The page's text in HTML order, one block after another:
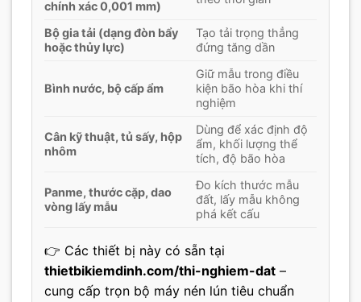
chính xác 0,001 mm)
Bộ gia tải (dạng đòn bẩy
hoặc thủy lực)
Tạo tải trọng thẳng
đứng tăng dần
Bình nước, bộ cấp ẩm
Giữ mẫu trong điều
kiện bão hòa khi thí
nghiệm
Cân kỹ thuật, tủ sấy, hộp
nhôm
Dùng để xác định độ
ẩm, khối lượng thể
tích, độ bão hòa
Panme, thước cặp, dao
vòng lấy mẫu
Đo kích thước mẫu
đất, lấy mẫu không
phá kết cấu
👉 Các thiết bị này có sẵn tại
thietbikiemdinh.com/thi-nghiem-dat –
cung cấp trọn bộ máy nén lún tiêu chuẩn